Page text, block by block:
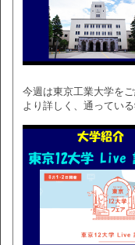
今週は東京工業大学を
より詳しく、通ってい